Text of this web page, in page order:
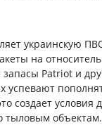
украинскую
на
Patriot и
успевают
создает условия
тыловым объектам.